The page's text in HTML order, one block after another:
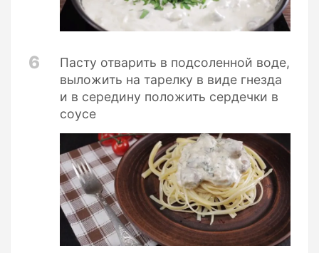
6
Пасту отварить в подсоленной воде,
выложить на тарелку в виде гнезда
и в середину положить сердечки в
соусе